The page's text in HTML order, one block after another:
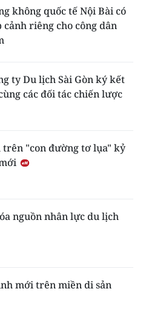
không quốc tế Nội Bài có
cảnh riêng cho công dân
ty Du lịch Sài Gòn ký kết
các đối tác chiến lược
trên "con đường tơ lụa" kỷ
nguồn nhân lực du lịch
mới trên miền di sản